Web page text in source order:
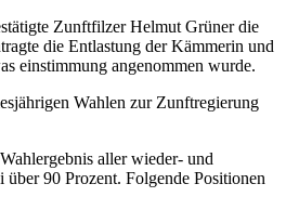
Zunftfilzer Helmut Grüner die
die Entlastung der Kämmerin und
einstimmung angenommen wurde.
Wahlen zur Zunftregierung
aller wieder- und
90 Prozent. Folgende Positionen